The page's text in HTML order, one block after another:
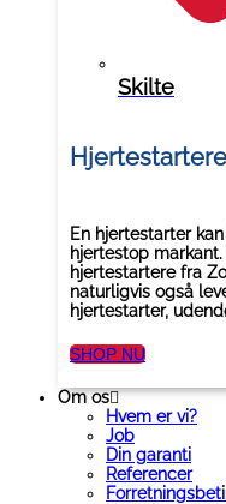
Skilte
En hjertestarter
hjertestop
hjertestartere fra
naturligvis også
hjertestarter,
SHOP NU
Om os
Hvem er vi?
Job
Din garanti
Referencer